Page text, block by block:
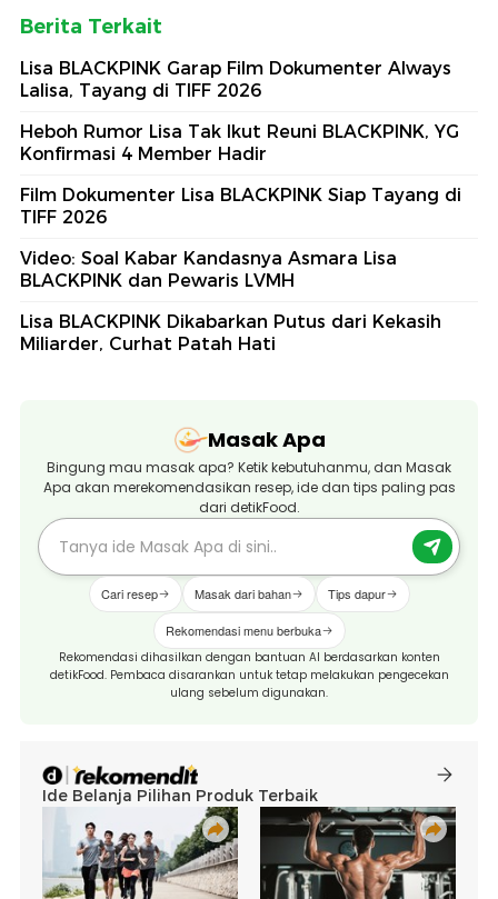
Berita Terkait
Lisa BLACKPINK Garap Film Dokumenter Always
Lalisa, Tayang di TIFF 2026
Heboh Rumor Lisa Tak Ikut Reuni BLACKPINK, YG
Konfirmasi 4 Member Hadir
Film Dokumenter Lisa BLACKPINK Siap Tayang di
TIFF 2026
Video: Soal Kabar Kandasnya Asmara Lisa
BLACKPINK dan Pewaris LVMH
Lisa BLACKPINK Dikabarkan Putus dari Kekasih
Miliarder, Curhat Patah Hati
Masak Apa
Bingung mau masak apa? Ketik kebutuhanmu, dan Masak
Apa akan merekomendasikan resep, ide dan tips paling pas
dari detikFood.
Cari resep Masak dari bahan Tips dapur
Rekomendasi menu berbuka
Rekomendasi dihasilkan dengan bantuan AI berdasarkan konten
detikFood. Pembaca disarankan untuk tetap melakukan pengecekan
ulang sebelum digunakan.